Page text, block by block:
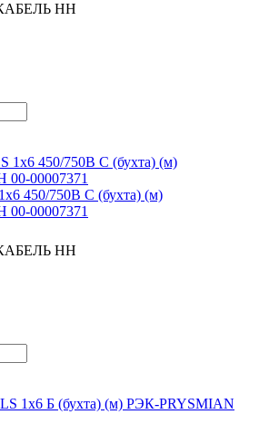
НН
450/750В С (бухта) (м)
00007371
НН